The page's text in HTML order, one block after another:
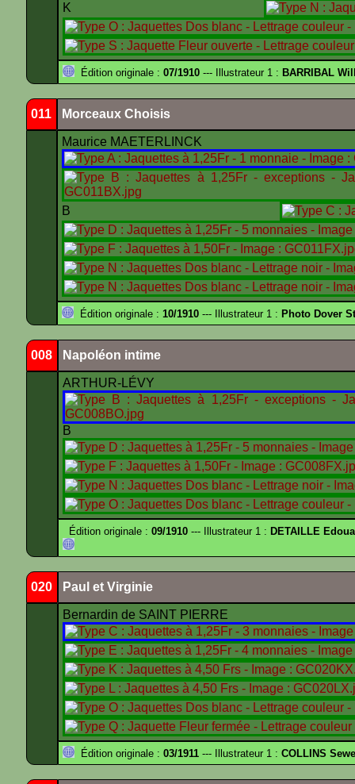
K
Édition originale : 07/1910 --- Illustrateur 1 : BARRIBAL
011 Morceaux Choisis
Maurice MAETERLINCK
B
Édition originale : 10/1910 --- Illustrateur 1 : Photo Dover
008 Napoléon intime
ARTHUR-LÉVY
B
Édition originale : 09/1910 --- Illustrateur 1 : DETAILLE
020 Paul et Virginie
Bernardin de SAINT PIERRE
Édition originale : 03/1911 --- Illustrateur 1 : COLLINS